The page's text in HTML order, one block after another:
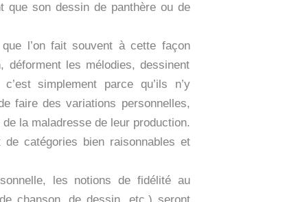
que son dessin de panthère ou de
l’on fait souvent à cette façon
déforment les mélodies, dessinent
simplement parce qu’ils n’y
faire des variations personnelles,
la maladresse de leur production.
de catégories bien raisonnables et
les notions de fidélité au